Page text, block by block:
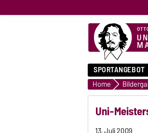
SPORTANGEBOT
Home
Uni-